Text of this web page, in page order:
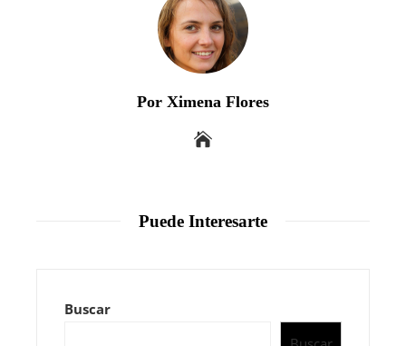
Por Ximena Flores
Puede Interesarte
Buscar